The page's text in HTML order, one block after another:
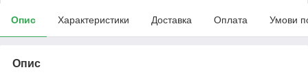
Опис Характеристики Доставка Оплата Умови
Опис